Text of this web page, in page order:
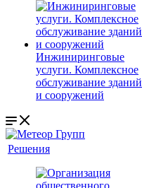
Инжиниринговые
услуги. Комплексное
обслуживание зданий
и сооружений
Решения